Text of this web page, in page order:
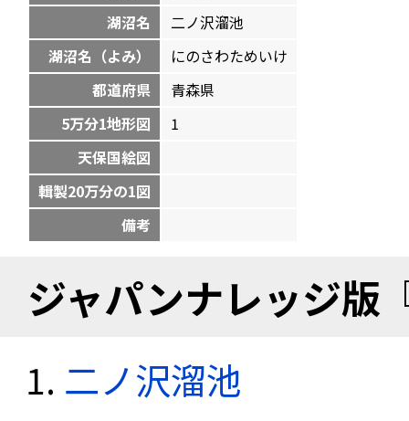
湖沼名
二ノ沢溜池
湖沼名（よみ）
にのさわためいけ
都道府県
青森県
5万分1地形図
1
天保国絵図
輯製20万分の1図
備考
ジャパンナレッジ版
二ノ沢溜池